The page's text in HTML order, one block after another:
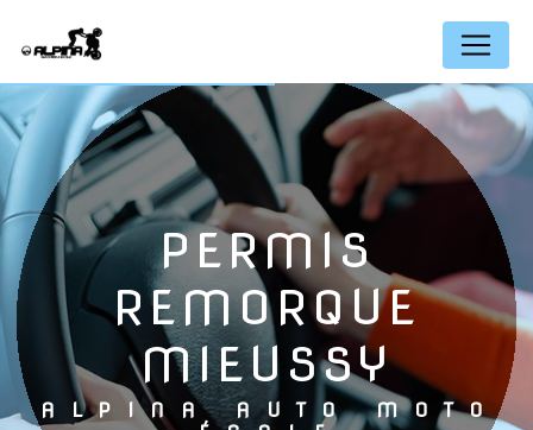
PERMIS
REMORQUE
MIEUSSY
ALPINA AUTO MOTO